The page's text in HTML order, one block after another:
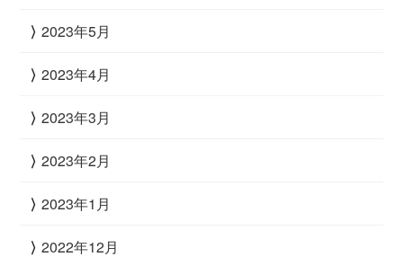
2023年5月
2023年4月
2023年3月
2023年2月
2023年1月
2022年12月